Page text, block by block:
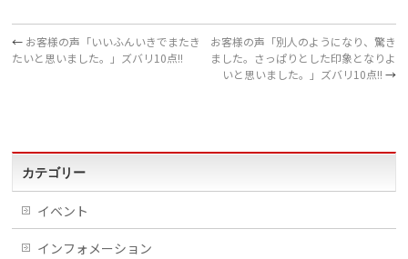
← お客様の声「いいふんいきでまたき
たいと思いました。」ズバリ10点!!
お客様の声「別人のようになり、驚き
ました。さっぱりとした印象となりよ
いと思いました。」ズバリ10点!! →
カテゴリー
イベント
インフォメーション